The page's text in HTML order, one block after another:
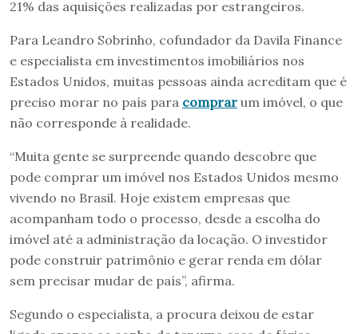
21% das aquisições realizadas por estrangeiros.
Para Leandro Sobrinho, cofundador da Davila Finance
e especialista em investimentos imobiliários nos
Estados Unidos, muitas pessoas ainda acreditam que é
preciso morar no país para comprar um imóvel, o que
não corresponde à realidade.
“Muita gente se surpreende quando descobre que
pode comprar um imóvel nos Estados Unidos mesmo
vivendo no Brasil. Hoje existem empresas que
acompanham todo o processo, desde a escolha do
imóvel até a administração da locação. O investidor
pode construir patrimônio e gerar renda em dólar
sem precisar mudar de país”, afirma.
Segundo o especialista, a procura deixou de estar